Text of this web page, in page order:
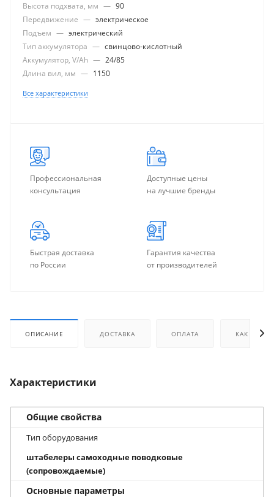
Высота подхвата, мм — 90
Передвижение — электрическое
Подъем — электрический
Тип аккумулятора — свинцово-кислотный
Аккумулятор, V/Ah — 24/85
Длина вил, мм — 1150
Все характеристики
Профессиональная
консультация
Доступные цены
на лучшие бренды
Быстрая доставка
по России
Гарантия качества
от производителей
ОПИСАНИЕ ДОСТАВКА ОПЛАТА КАК
Характеристики
Общие свойства
Тип оборудования
штабелеры самоходные поводковые
(сопровождаемые)
Основные параметры